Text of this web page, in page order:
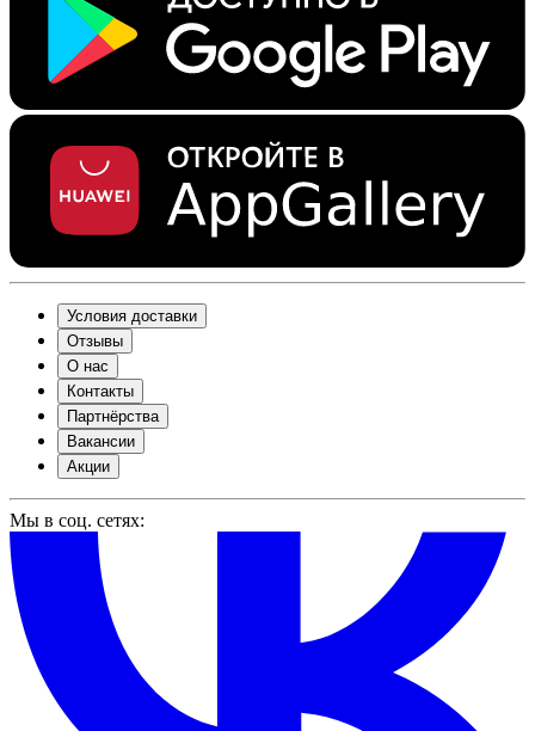
Условия доставки
Отзывы
О нас
Контакты
Партнёрства
Вакансии
Акции
Мы в соц. сетях: